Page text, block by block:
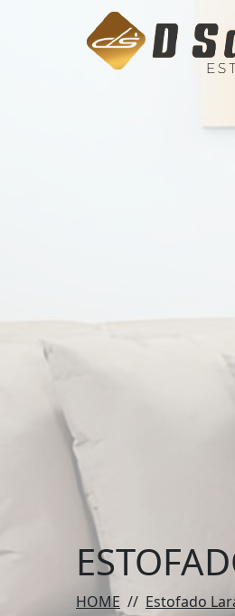
HOME // Estofado